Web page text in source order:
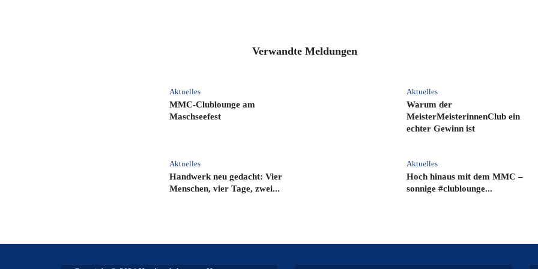
Verwandte Meldungen
Aktuelles
MMC‑Clublounge am
Maschseefest
Aktuelles
Warum der
MeisterMeisterinnenClub ein
echter Gewinn ist
Aktuelles
Handwerk neu gedacht: Vier
Menschen, vier Tage, zwei...
Aktuelles
Hoch hinaus mit dem MMC –
sonnige #clublounge...